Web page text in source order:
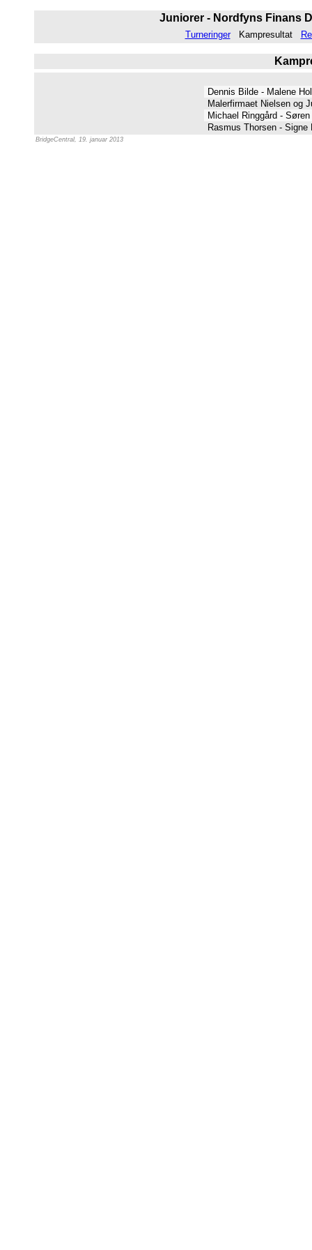
Juniorer - Nordfyns Finans
Turneringer Kampresultat
Dennis Bilde - Malene
Malerfirmaet Nielsen og
Michael Ringgård -
Rasmus Thorsen -
BridgeCentral, 19. januar 2013